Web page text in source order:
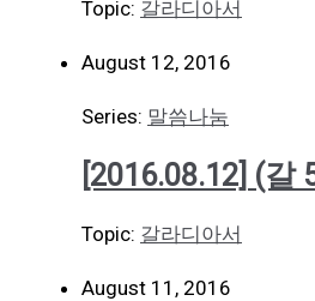
Topic: 갈라디아서
August 12, 2016
Series: 말씀나눔
[2016.08.12] (갈
Topic: 갈라디아서
August 11, 2016